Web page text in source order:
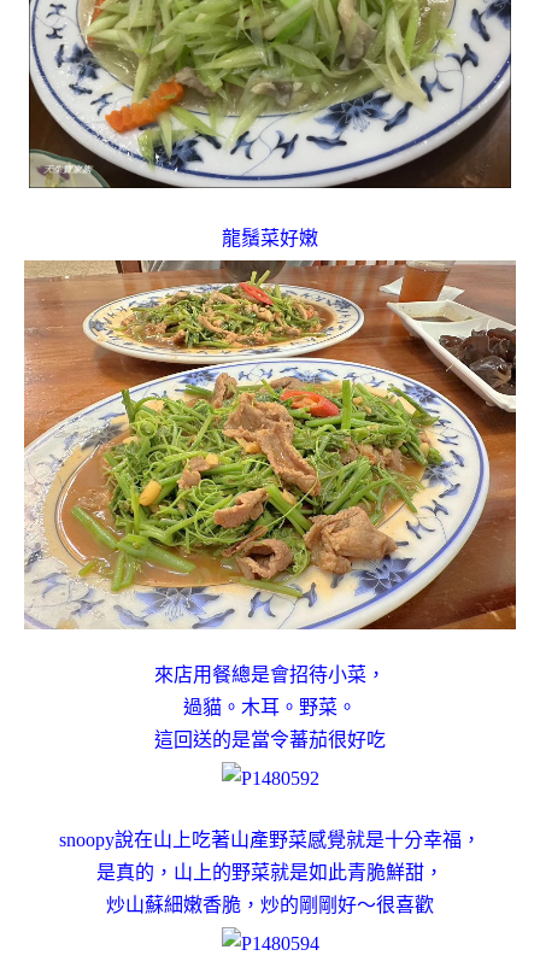
龍鬚菜好嫩
來店用餐總是會招待小菜，
過貓。木耳。野菜。
這回送的是當令蕃茄很好吃
snoopy說在山上吃著山產野菜感覺就是十分幸福，
是真的，山上的野菜就是如此青脆鮮甜，
炒山蘇細嫩香脆，炒的剛剛好～很喜歡